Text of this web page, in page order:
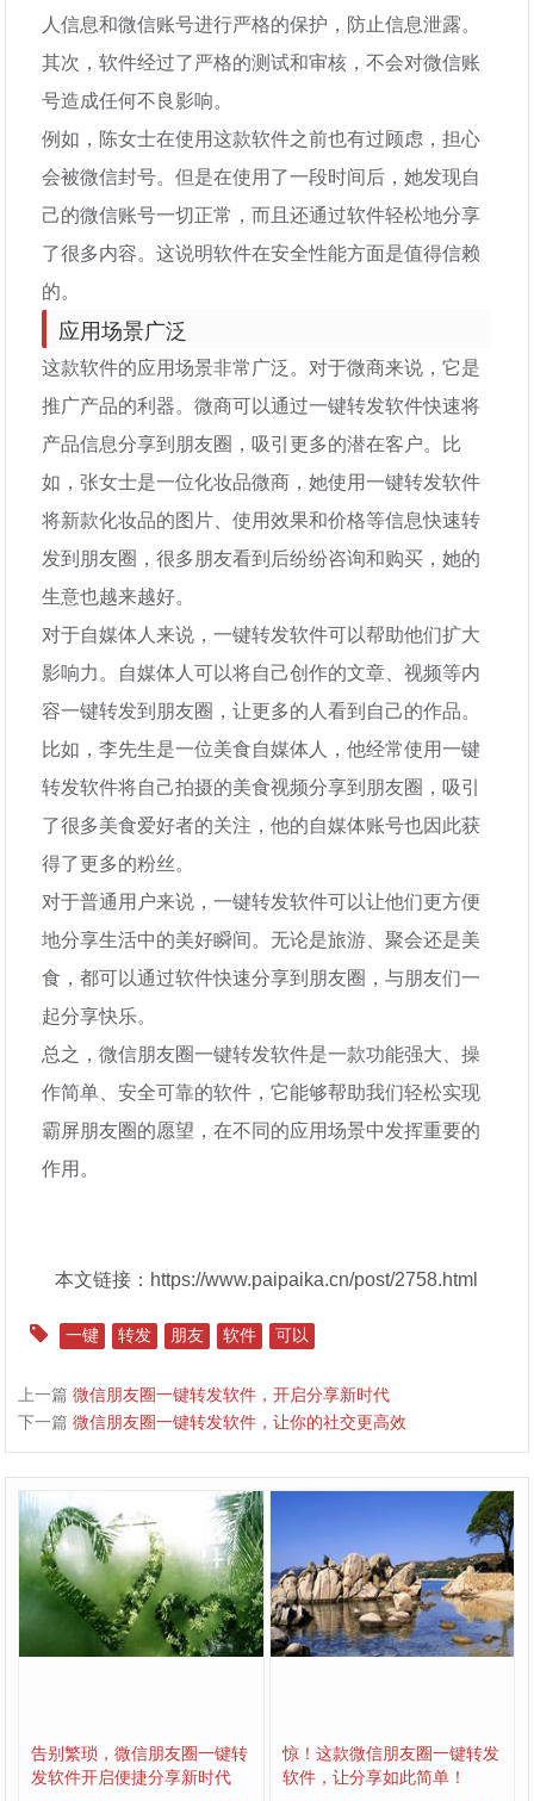
人信息和微信账号进行严格的保护，防止信息泄露。
其次，软件经过了严格的测试和审核，不会对微信账
号造成任何不良影响。
例如，陈女士在使用这款软件之前也有过顾虑，担心
会被微信封号。但是在使用了一段时间后，她发现自
己的微信账号一切正常，而且还通过软件轻松地分享
了很多内容。这说明软件在安全性能方面是值得信赖
的。
应用场景广泛
这款软件的应用场景非常广泛。对于微商来说，它是
推广产品的利器。微商可以通过一键转发软件快速将
产品信息分享到朋友圈，吸引更多的潜在客户。比
如，张女士是一位化妆品微商，她使用一键转发软件
将新款化妆品的图片、使用效果和价格等信息快速转
发到朋友圈，很多朋友看到后纷纷咨询和购买，她的
生意也越来越好。
对于自媒体人来说，一键转发软件可以帮助他们扩大
影响力。自媒体人可以将自己创作的文章、视频等内
容一键转发到朋友圈，让更多的人看到自己的作品。
比如，李先生是一位美食自媒体人，他经常使用一键
转发软件将自己拍摄的美食视频分享到朋友圈，吸引
了很多美食爱好者的关注，他的自媒体账号也因此获
得了更多的粉丝。
对于普通用户来说，一键转发软件可以让他们更方便
地分享生活中的美好瞬间。无论是旅游、聚会还是美
食，都可以通过软件快速分享到朋友圈，与朋友们一
起分享快乐。
总之，微信朋友圈一键转发软件是一款功能强大、操
作简单、安全可靠的软件，它能够帮助我们轻松实现
霸屏朋友圈的愿望，在不同的应用场景中发挥重要的
作用。
本文链接：https://www.paipaika.cn/post/2758.html
一键 转发 朋友 软件 可以
上一篇微信朋友圈一键转发软件，开启分享新时代
下一篇微信朋友圈一键转发软件，让你的社交更高效
告别繁琐，微信朋友圈一键转
发软件开启便捷分享新时代
惊！这款微信朋友圈一键转发
软件，让分享如此简单！